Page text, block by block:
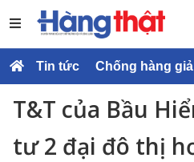
Tin tức Chống hàng giả
T&T của Bầu
tư 2 đại đô thị